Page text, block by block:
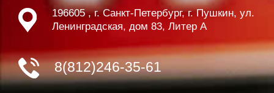
196605 , г. Санкт-Петербург, г. Пушкин, ул.
Ленинградская, дом 83, Литер А
8(812)246-35-61